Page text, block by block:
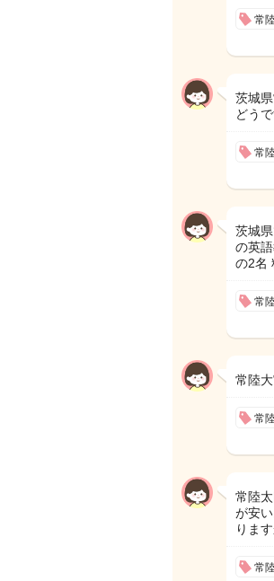
常
茨城
どう
常
茨城
の英
の2名
常
常陸
常
常陸
が安
りま
常